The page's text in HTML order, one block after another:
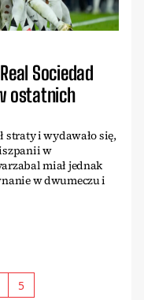
Sociedad
ostatnich
straty i wydawało się,
w
miał jednak
w dwumeczu i
5